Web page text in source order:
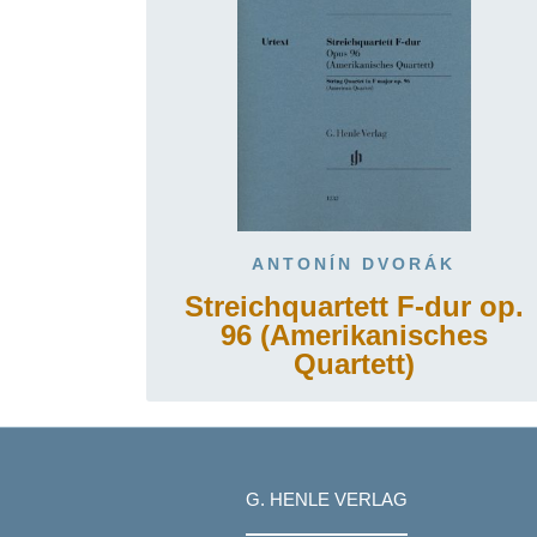
ANTONÍN DVORÁK
Streichquartett F-dur op.
96 (Amerikanisches
Quartett)
G. HENLE VERLAG